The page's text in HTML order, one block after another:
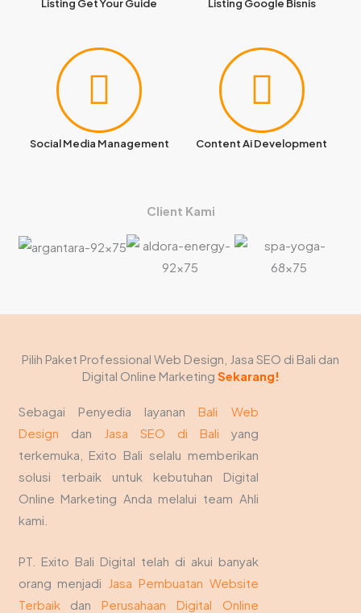
Listing Get Your Guide Listing Google Bisnis
Social Media Management Content Ai Development
Client Kami
Pilih Paket Professional Web Design, Jasa SEO di Bali dan
Digital Online Marketing Sekarang!
Sebagai Penyedia layananBali Web
Design dan Jasa SEO di Bali yang
terkemuka, Exito Bali selalu memberikan
solusi terbaik untuk kebutuhan Digital
Online Marketing Anda melalui team Ahli
kami.
PT. Exito Bali Digital telah di akui banyak
orang menjadi
Jasa Pembuatan Website
Terbaik dan Perusahaan Digital Online